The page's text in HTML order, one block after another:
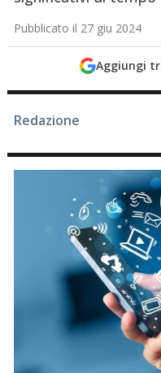
Pubblicato il 27 giu 2024
Aggiungi
Redazione